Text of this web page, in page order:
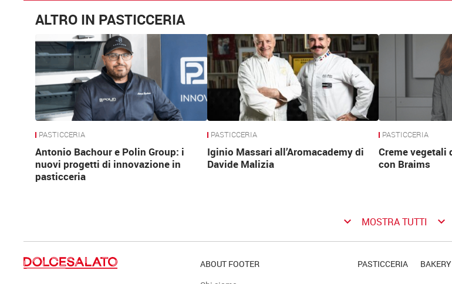
ALTRO IN PASTICCERIA
PASTICCERIA
Antonio Bachour e Polin Group: i
nuovi progetti di innovazione in
pasticceria
PASTICCERIA
Iginio Massari all’Aromacademy di
Davide Malizia
PASTICCERIA
Creme vegetali
con Braims
keyboard_arrow_down MOSTRA TUTTI keyboard_arrow_down
ABOUT FOOTER
PASTICCERIA BAKERY